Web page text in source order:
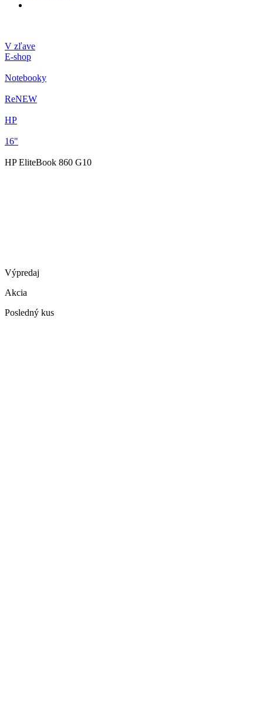
V zľave
E-shop
Notebooky
ReNEW
HP
16"
HP EliteBook 860 G10
Výpredaj
Akcia
Posledný kus